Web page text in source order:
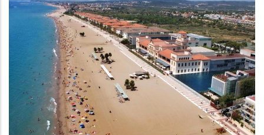
LÍNIA DE PRÉSTECS BONIFICATS
PER RENOVAR ESTABLIMENTS
TURÍSTICS - ICF TURISME
P. econòmica